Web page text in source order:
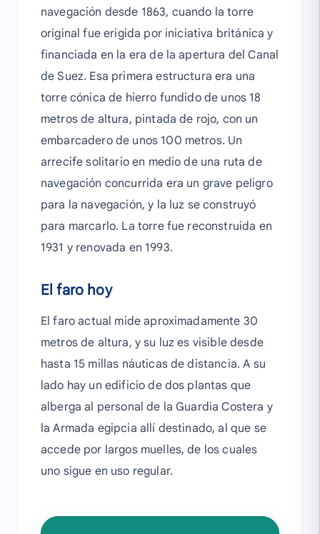
navegación desde 1863, cuando la torre
original fue erigida por iniciativa británica y
financiada en la era de la apertura del Canal
de Suez. Esa primera estructura era una
torre cónica de hierro fundido de unos 18
metros de altura, pintada de rojo, con un
embarcadero de unos 100 metros. Un
arrecife solitario en medio de una ruta de
navegación concurrida era un grave peligro
para la navegación, y la luz se construyó
para marcarlo. La torre fue reconstruida en
1931 y renovada en 1993.
El faro hoy
El faro actual mide aproximadamente 30
metros de altura, y su luz es visible desde
hasta 15 millas náuticas de distancia. A su
lado hay un edificio de dos plantas que
alberga al personal de la Guardia Costera y
la Armada egipcia allí destinado, al que se
accede por largos muelles, de los cuales
uno sigue en uso regular.